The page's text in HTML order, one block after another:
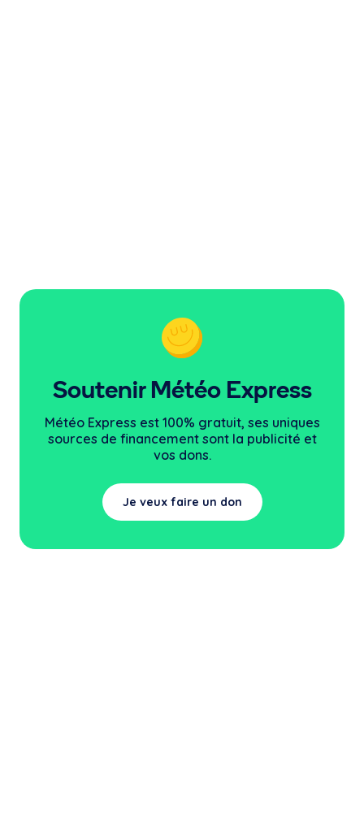
Soutenir Météo Express
Météo Express est 100% gratuit, ses uniques
sources de financement sont la publicité et
vos dons.
Je veux faire un don